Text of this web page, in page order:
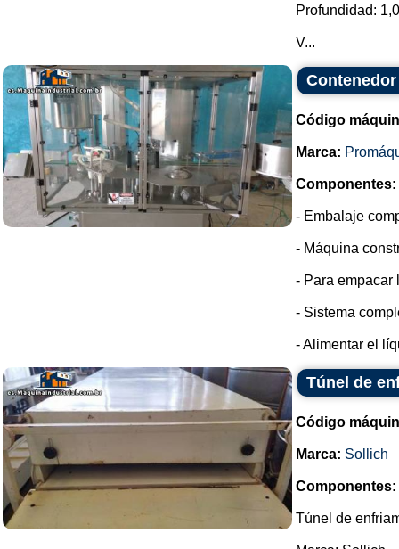
Profundidad:
V...
Código
Marca:
Componentes:
- Embalaje
- Máquina
- Para empacar
- Sistema
- Alimentar el
Túnel de
Código
Marca: Sollich
Componentes:
Túnel de